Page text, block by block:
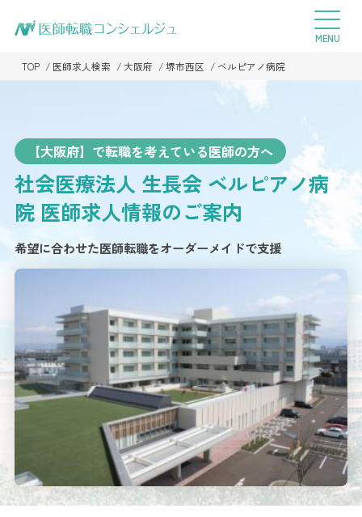
TOP 医師求人検索 大阪府 堺市西区 ベルピアノ病院
【大阪府】で転職を考えている医師の方へ
社会医療法人 生長会 ベルピアノ病
院 医師求人情報のご案内
希望に合わせた医師転職をオーダーメイドで支援